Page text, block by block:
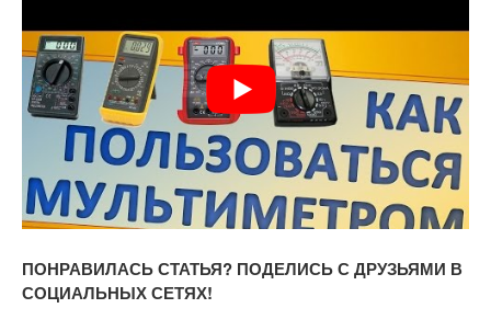
ПОНРАВИЛАСЬ СТАТЬЯ? ПОДЕЛИСЬ С ДРУЗЬЯМИ В
СОЦИАЛЬНЫХ СЕТЯХ!